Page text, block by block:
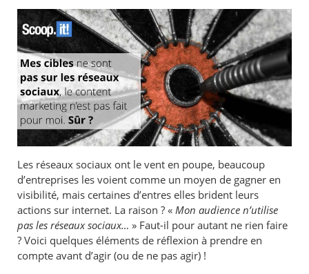
n
Les réseaux sociaux ont le vent en poupe, beaucoup
d’entreprises les voient comme un moyen de gagner en
visibilité, mais certaines d’entres elles brident leurs
actions sur internet. La raison ? « Mon audience n’utilise
pas les réseaux sociaux… » Faut-il pour autant ne rien faire
? Voici quelques éléments de réflexion à prendre en
compte avant d’agir (ou de ne pas agir) !